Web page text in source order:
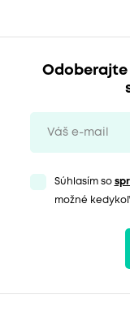
Odoberajte
Súhlasím so
možné